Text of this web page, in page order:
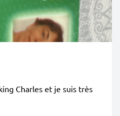
Charles et je suis très